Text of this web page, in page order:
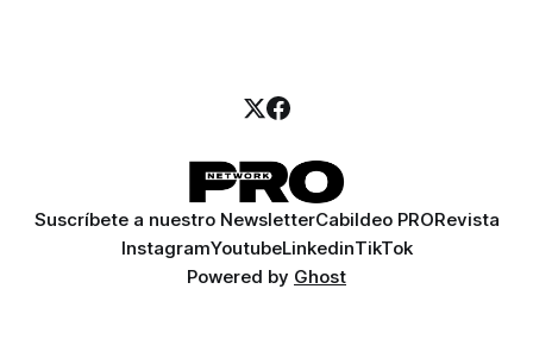
Suscríbete a nuestro NewsletterCabildeo PRORevista
InstagramYoutubeLinkedinTikTok
Powered by Ghost